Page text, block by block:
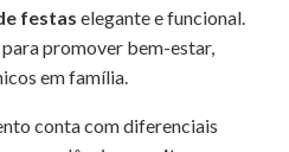
festas elegante e funcional.
promover bem-estar,
em família.
conta com diferenciais